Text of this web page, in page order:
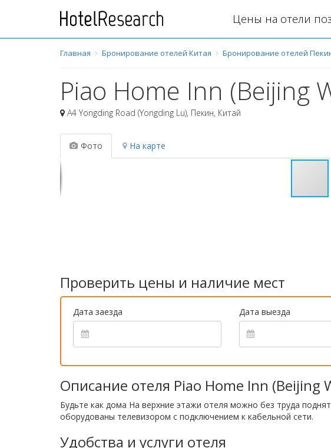
Цены на отели
Главная Бронирование отелей Китая Бронирование отелей
Piao Home Inn (Beijing
A4 Yongding Road (Yongding Lu), Пекин, Китай
Фото На карте
Проверить цены и наличие мест
Дата заезда Дата выезда
Описание отеля Piao Home Inn (Beijing
Будьте как дома На верхние этажи отеля можно без труда
оборудованы телевизором с подключением к кабельной сети.
Удобства и услуги отеля